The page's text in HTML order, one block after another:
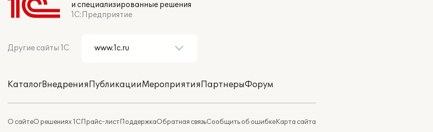
и специализированные решения
1С:Предприятие
Другие сайты 1С
КаталогВнедренияПубликацииМероприятияПартнерыФорум
О сайтеО решениях 1СПрайс-листПоддержкаОбратная связьСообщить об ошибкеКарта сайта